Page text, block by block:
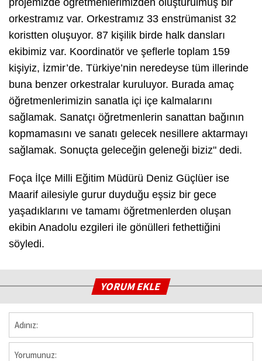
orkestramız var. Orkestramız 33 enstrümanist 32
koristten oluşuyor. 87 kişilik birde halk dansları
ekibimiz var. Koordinatör ve şeflerle toplam 159
kişiyiz, İzmir’de. Türkiye’nin neredeyse tüm illerinde
buna benzer orkestralar kuruluyor. Burada amaç
öğretmenlerimizin sanatla içi içe kalmalarını
sağlamak. Sanatçı öğretmenlerin sanattan bağının
kopmamasını ve sanatı gelecek nesillere aktarmayı
sağlamak. Sonuçta geleceğin geleneği biziz" dedi.
Foça İlçe Milli Eğitim Müdürü Deniz Güçlüer ise
Maarif ailesiyle gurur duyduğu eşsiz bir gece
yaşadıklarını ve tamamı öğretmenlerden oluşan
ekibin Anadolu ezgileri ile gönülleri fethettiğini
söyledi.
YORUM EKLE